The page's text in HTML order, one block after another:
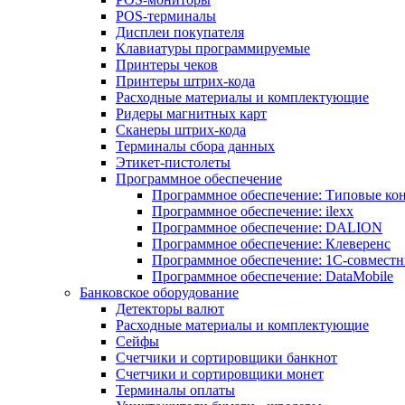
POS-терминалы
Дисплеи покупателя
Клавиатуры программируемые
Принтеры чеков
Принтеры штрих-кода
Расходные материалы и комплектующие
Ридеры магнитных карт
Сканеры штрих-кода
Терминалы сбора данных
Этикет-пистолеты
Программное обеспечение
Программное обеспечение: Типовые
Программное обеспечение: ilexx
Программное обеспечение: DALION
Программное обеспечение: Клеверенс
Программное обеспечение: 1С-
Программное обеспечение: DataMobile
Банковское оборудование
Детекторы валют
Расходные материалы и комплектующие
Сейфы
Счетчики и сортировщики банкнот
Счетчики и сортировщики монет
Терминалы оплаты